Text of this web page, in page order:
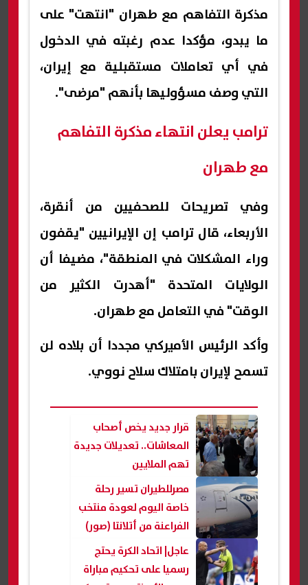
مذكرة التفاهم مع طهران "انتهت" على
ما يبدو، مؤكدا عدم رغبته في الدخول
في أي تعاملات مستقبلية مع إيران،
التي وصف مسؤوليها بأنهم "مرضى".
ترامب يعلن انتهاء مذكرة التفاهم
مع طهران
وفي تصريحات للصحفيين من أنقرة،
الأربعاء، قال ترامب إن الإيرانيين "يقفون
وراء المشكلات في المنطقة"، مضيفا أن
الولايات المتحدة "أهدرت الكثير من
الوقت" في التعامل مع طهران.
وأكد الرئيس الأميركي مجددا أن بلاده لن
تسمح لإيران بامتلاك سلاح نووي.
قرار جديد يخص أصحاب
المعاشات.. تعديلات جديدة
تهم الملايين
مصرللطيران تسير رحلة
خاصة اليوم لعودة منتخب
الفراعنة من أتلانتا (صور)
عاجل| اتحاد الكرة يحتج
رسميا على تحكيم مباراة